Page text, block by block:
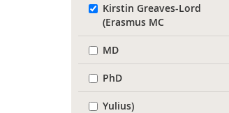
Kirstin Greaves-Lord
(Erasmus MC
MD
PhD
Yulius)